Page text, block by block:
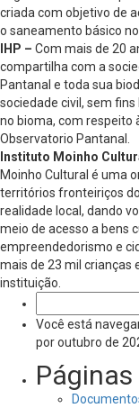
criada com objetivo de
o saneamento básico
IHP – Com mais de 20
compartilha com a
Pantanal e toda sua
sociedade civil, sem
no bioma, com respeito
Observatorio Pantanal.
Instituto Moinho
Moinho Cultural é uma
territórios fronteiriços
realidade local, dando
meio de acesso a bens
empreendedorismo e
mais de 23 mil crianças
instituição.
por:
Você está
por outubro de
Páginas